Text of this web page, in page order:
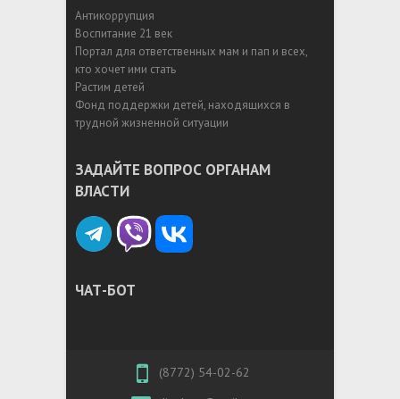
Антикоррупция
Воспитание 21 век
Портал для ответственных мам и пап и всех,
кто хочет ими стать
Растим детей
Фонд поддержки детей, находящихся в
трудной жизненной ситуации
ЗАДАЙТЕ ВОПРОС ОРГАНАМ
ВЛАСТИ
ЧАТ-БОТ
(8772) 54-02-62